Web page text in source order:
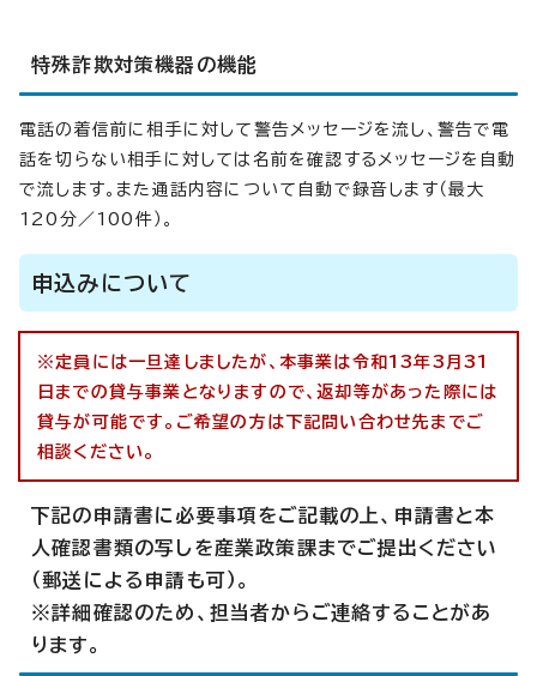
特殊詐欺対策機器の機能
電話の着信前に相手に対して警告メッセージを流し、警告で電
話を切らない相手に対しては名前を確認するメッセージを自動
で流します。また通話内容について自動で録音します（最大
120分／100件）。
申込みについて
※定員には一旦達しましたが、本事業は令和13年3月31
日までの貸与事業となりますので、返却等があった際には
貸与が可能です。ご希望の方は下記問い合わせ先までご
相談ください。
下記の申請書に必要事項をご記載の上、申請書と本
人確認書類の写しを産業政策課までご提出ください
（郵送による申請も可）。
※詳細確認のため、担当者からご連絡することがあ
ります。